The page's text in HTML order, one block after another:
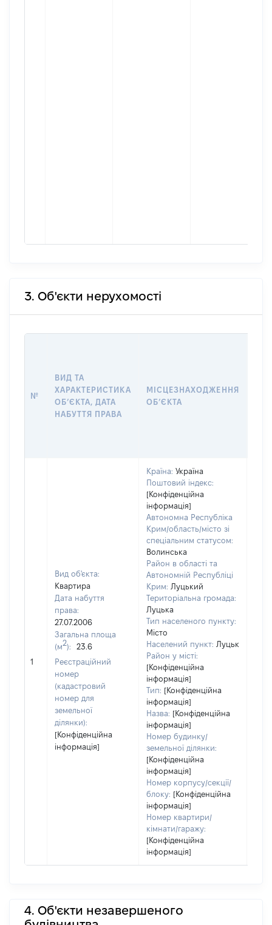
3. Об'єкти нерухомості
№
ВИД ТА
ХАРАКТЕРИСТИКА
ОБʼЄКТА, ДАТА
НАБУТТЯ ПРАВА
МІСЦЕЗНАХОДЖЕННЯ
ОБʼЄКТА
1
Вид об'єкта:
Квартира
Дата набуття
права:
27.07.2006
Загальна площа
(м2):
23.6
Реєстраційний
номер
(кадастровий
номер для
земельної
ділянки):
[Конфіденційна
інформація]
Країна: Україна
Поштовий індекс:
[Конфіденційна
інформація]
Автономна Республіка
Крим/область/місто зі
спеціальним статусом:
Волинська
Район в області та
Автономній Республіці
Крим: Луцький
Територіальна громада:
Луцька
Тип населеного пункту:
Місто
Населений пункт: Луцьк
Район у місті:
[Конфіденційна
інформація]
Тип: [Конфіденційна
інформація]
Назва: [Конфіденційна
інформація]
Номер будинку/
земельної ділянки:
[Конфіденційна
інформація]
Номер корпусу/секції/
блоку: [Конфіденційна
інформація]
Номер квартири/
кімнати/гаражу:
[Конфіденційна
інформація]
4. Об'єкти незавершеного